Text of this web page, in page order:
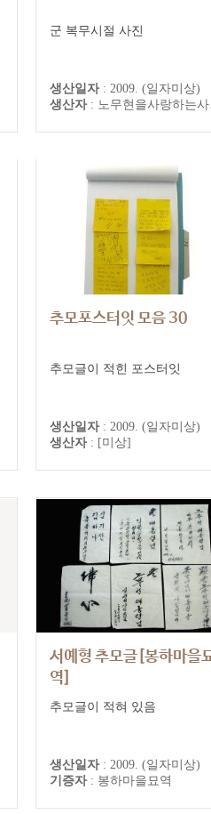
군 복무시절 사진
생산일자 : 2009. (일자미상)
생산자 : 노무현을사랑하는사람들의모임
추모포스터잇 모음 30
추모글이 적힌 포스터잇
생산일자 : 2009. (일자미상)
생산자 : [미상]
서예형 추모글[봉하마을
역]
봉하마을묘역 추모기록
추모글이 적혀 있음
생산일자 : 2009. (일자미상)
기증자 : 봉하마을묘역